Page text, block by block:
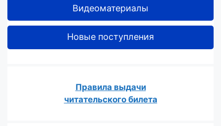
Видеоматериалы
Новые поступления
Правила выдачи
читательского билета